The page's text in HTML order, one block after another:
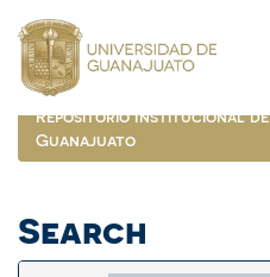
navigation
Repositorio Institucional
Guanajuato
Search